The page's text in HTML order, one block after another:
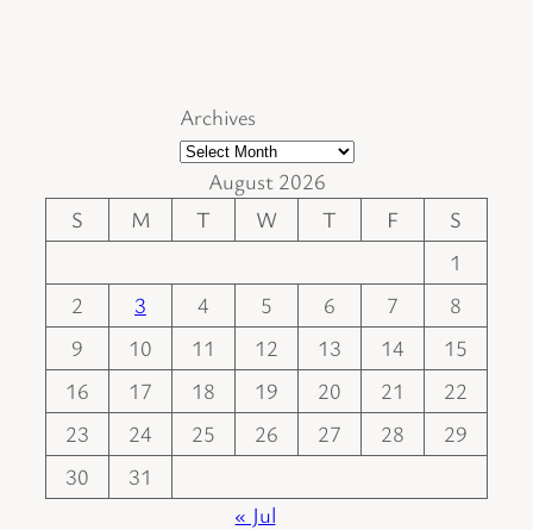
Archives
August 2026
S
M T W T F
S
1
2
3 4 5 6 7
8
9
10 11 12 13 14
15
16
17 18 19 20 21
22
23
24 25 26 27 28
29
30
31
« Jul